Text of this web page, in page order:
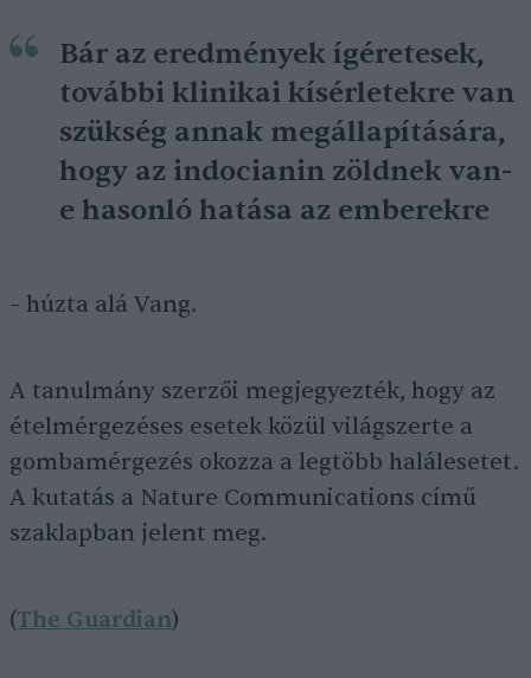
Bár az eredmények ígéretesek,
további klinikai kísérletekre van
szükség annak megállapítására,
hogy az indocianin zöldnek van-
e hasonló hatása az emberekre
– húzta alá Vang.
A tanulmány szerzői megjegyezték, hogy az
ételmérgezéses esetek közül világszerte a
gombamérgezés okozza a legtöbb halálesetet.
A kutatás a Nature Communications című
szaklapban jelent meg.
(The Guardian)